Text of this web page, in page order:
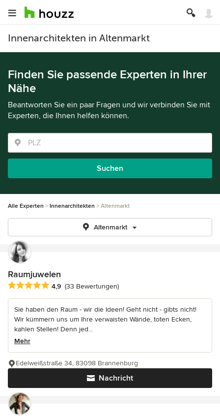
Innenarchitekten in Altenmarkt
Finden Sie passende Experten in Ihrer
Nähe
Beantworten Sie ein paar Fragen und wir verbinden Sie mit
Experten, die Ihnen helfen können.
Suchen
Alle Experten Innenarchitekten Altenmarkt
Altenmarkt
Raumjuwelen
Durchschnittliche Bewertung: 4.9 von 5 Sternen
4,9 (33 Bewertungen)
Sie haben den Raum - wir die Ideen! Geht nicht - gibts nicht!
Wir kümmern uns um Ihre verwaisten Wände, toten Ecken,
kahlen Stellen! Denn jed...
Mehr
Nachricht
Edelweißstraße 34, 83098 Brannenburg